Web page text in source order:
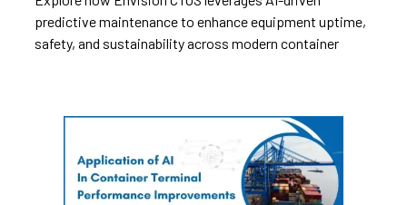
predictive maintenance to enhance equipment uptime,
safety, and sustainability across modern container